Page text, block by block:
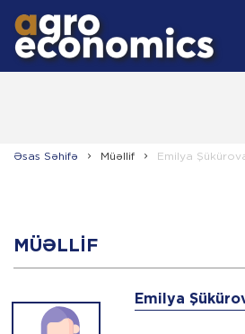
Əsas Səhifə Müəllif Emilya
MÜƏLLIF
Emilya